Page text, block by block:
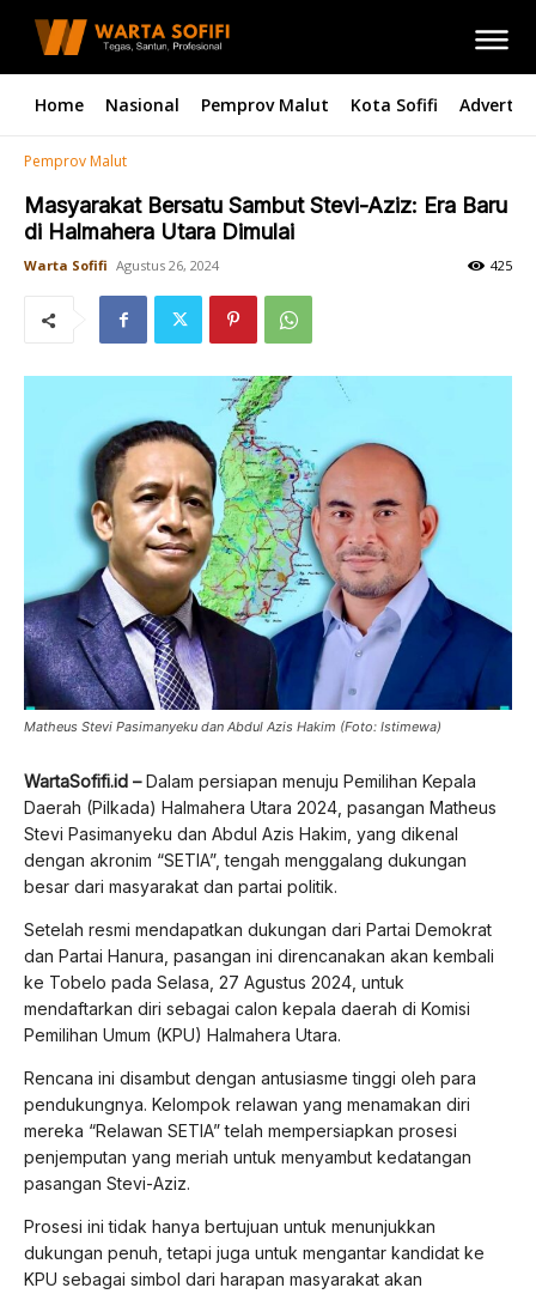
Home Nasional Pemprov Malut Kota Sofifi
Pemprov Malut
Masyarakat Bersatu Sambut Stevi-Aziz: Era Baru
di Halmahera Utara Dimulai
Warta Sofifi Agustus 26, 2024 425
Matheus Stevi Pasimanyeku dan Abdul Azis Hakim (Foto: Istimewa)
WartaSofifi.id –Dalam persiapan menuju Pemilihan Kepala
Daerah (Pilkada) Halmahera Utara 2024, pasangan Matheus
Stevi Pasimanyeku dan Abdul Azis Hakim, yang dikenal
dengan akronim “SETIA”, tengah menggalang dukungan
besar dari masyarakat dan partai politik.
Setelah resmi mendapatkan dukungan dari Partai Demokrat
dan Partai Hanura, pasangan ini direncanakan akan kembali
ke Tobelo pada Selasa, 27 Agustus 2024, untuk
mendaftarkan diri sebagai calon kepala daerah di Komisi
Pemilihan Umum (KPU) Halmahera Utara.
Rencana ini disambut dengan antusiasme tinggi oleh para
pendukungnya. Kelompok relawan yang menamakan diri
mereka “Relawan SETIA” telah mempersiapkan prosesi
penjemputan yang meriah untuk menyambut kedatangan
pasangan Stevi-Aziz.
Prosesi ini tidak hanya bertujuan untuk menunjukkan
dukungan penuh, tetapi juga untuk mengantar kandidat ke
KPU sebagai simbol dari harapan masyarakat akan